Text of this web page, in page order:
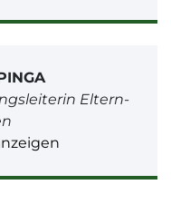
Eltern-